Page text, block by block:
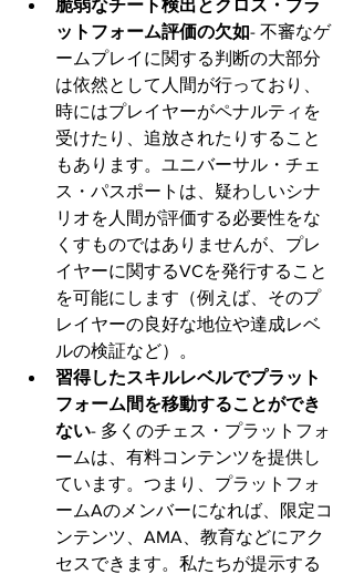
脆弱なチート検出とクロス・プラ
ットフォーム評価の欠如- 不審なゲ
ームプレイに関する判断の大部分
は依然として人間が行っており、
時にはプレイヤーがペナルティを
受けたり、追放されたりすること
もあります。ユニバーサル・チェ
ス・パスポートは、疑わしいシナ
リオを人間が評価する必要性をな
くすものではありませんが、プレ
イヤーに関するVCを発行すること
を可能にします（例えば、そのプ
レイヤーの良好な地位や達成レベ
ルの検証など）。
習得したスキルレベルでプラット
フォーム間を移動することができ
ない- 多くのチェス・プラットフォ
ームは、有料コンテンツを提供し
ています。つまり、プラットフォ
ームAのメンバーになれば、限定コ
ンテンツ、AMA、教育などにアク
セスできます。私たちが提示する